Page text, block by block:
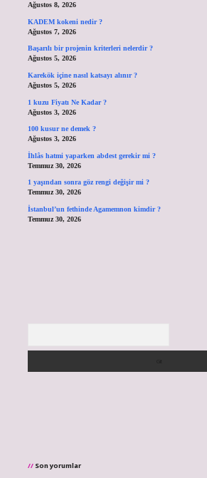
Ağustos 8, 2026
KADEM kokeni nedir ?
Ağustos 7, 2026
Başarılı bir projenin kriterleri nelerdir ?
Ağustos 5, 2026
Karekök içine nasıl katsayı alınır ?
Ağustos 5, 2026
1 kuzu Fiyatı Ne Kadar ?
Ağustos 3, 2026
100 kusur ne demek ?
Ağustos 3, 2026
İhlâs hatmi yaparken abdest gerekir mi ?
Temmuz 30, 2026
1 yaşından sonra göz rengi değişir mi ?
Temmuz 30, 2026
İstanbul’un fethinde Agamemnon kimdir ?
Temmuz 30, 2026
Son yorumlar